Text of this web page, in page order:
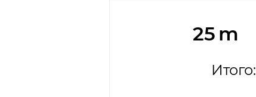
25 m
Итого: